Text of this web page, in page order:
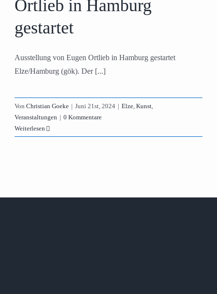
Ortlieb in Hamburg
gestartet
Ausstellung von Eugen Ortlieb in Hamburg gestartet
Elze/Hamburg (gök). Der [...]
Von Christian Goeke | Juni 21st, 2024 | Elze, Kunst,
Veranstaltungen | 0 Kommentare
Weiterlesen